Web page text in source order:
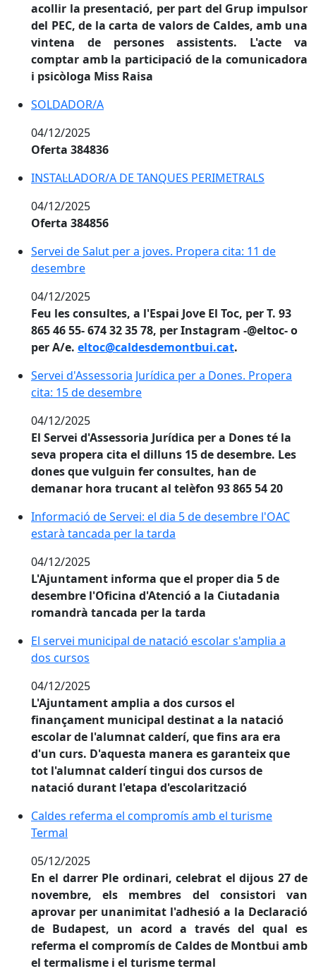
acollir la presentació, per part del Grup impulsor
del PEC, de la carta de valors de Caldes, amb una
vintena de persones assistents. L'acte va
comptar amb la participació de la comunicadora
i psicòloga Miss Raisa
SOLDADOR/A
04/12/2025
Oferta 384836
INSTAL·LADOR/A DE TANQUES PERIMETRALS
04/12/2025
Oferta 384856
Servei de Salut per a joves. Propera cita: 11 de
Servei de Salut per a joves. Propera cita: 11 de
desembre
04/12/2025
Feu les consultes, a l'Espai Jove El Toc, per T. 93
865 46 55- 674 32 35 78, per Instagram -@eltoc- o
per A/e. eltoc@caldesdemontbui.cat.
Servei d'Assessoria Jurídica per a Dones. Propera
Servei d'Assessoria Jurídica per a Dones. Propera
cita: 15 de desembre
04/12/2025
El Servei d'Assessoria Jurídica per a Dones té la
seva propera cita el dilluns 15 de desembre. Les
dones que vulguin fer consultes, han de
demanar hora trucant al telèfon 93 865 54 20
Informació de Servei: el dia 5 de desembre l'OAC
Informació de Servei: el dia 5 de desembre l'OAC
estarà tancada per la tarda
04/12/2025
L'Ajuntament informa que el proper dia 5 de
desembre l'Oficina d'Atenció a la Ciutadania
romandrà tancada per la tarda
El servei municipal de natació escolar s'amplia a dos
El servei municipal de natació escolar s'amplia a
dos cursos
04/12/2025
L'Ajuntament amplia a dos cursos el
finançament municipal destinat a la natació
escolar de l'alumnat calderí, que fins ara era
d'un curs. D'aquesta manera es garanteix que
tot l'alumnat calderí tingui dos cursos de
natació durant l'etapa d'escolarització
Caldes referma el compromís amb el turisme Termal
Caldes referma el compromís amb el turisme
Termal
05/12/2025
En el darrer Ple ordinari, celebrat el dijous 27 de
novembre, els membres del consistori van
aprovar per unanimitat l'adhesió a la Declaració
de Budapest, un acord a través del qual es
referma el compromís de Caldes de Montbui amb
el termalisme i el turisme termal